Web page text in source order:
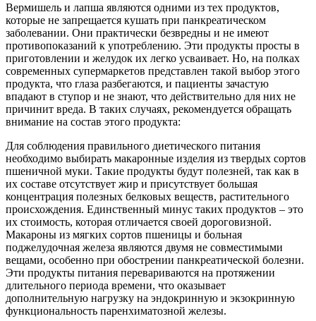
Вермишель и лапша являются одними из тех продуктов,
которые не запрещается кушать при панкреатическом
заболевании. Они практически безвредны и не имеют
противопоказаний к употреблению. Эти продукты просты в
приготовлении и желудок их легко усваивает. Но, на полках
современных супермаркетов представлен такой выбор этого
продукта, что глаза разбегаются, и пациенты зачастую
впадают в ступор и не знают, что действительно для них не
причинит вреда. В таких случаях, рекомендуется обращать
внимание на состав этого продукта:
Для соблюдения правильного диетического питания
необходимо выбирать макаронные изделия из твердых сортов
пшеничной муки. Такие продукты будут полезней, так как в
их составе отсутствует жир и присутствует большая
концентрация полезных белковых веществ, растительного
происхождения. Единственный минус таких продуктов – это
их стоимость, которая отличается своей дороговизной.
Макароны из мягких сортов пшеницы и больная
поджелудочная железа являются двумя не совместимыми
вещами, особенно при обострении панкреатической болезни.
Эти продукты питания перевариваются на протяжении
длительного периода времени, что оказывает
дополнительную нагрузку на эндокринную и экзокринную
функциональность паренхиматозной железы.